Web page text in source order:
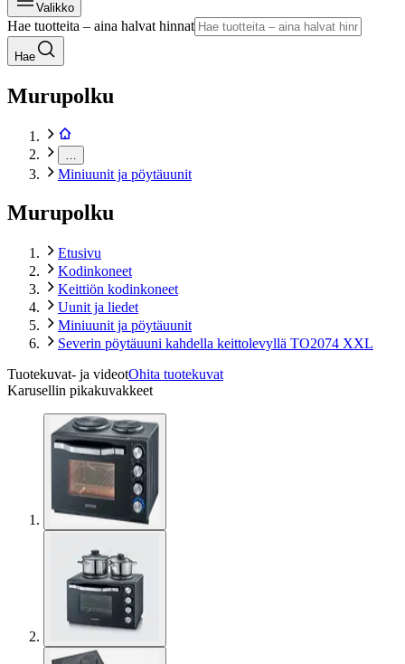
Valikko
Hae tuotteita – aina halvat hinnat
Hae
Murupolku
Miniuunit ja pöytäuunit
Murupolku
Etusivu
Kodinkoneet
Keittiön kodinkoneet
Uunit ja liedet
Miniuunit ja pöytäuunit
Severin pöytäuuni kahdella keittolevyllä TO2074 XXL
Tuotekuvat- ja videotOhita tuotekuvat
Karusellin pikakuvakkeet